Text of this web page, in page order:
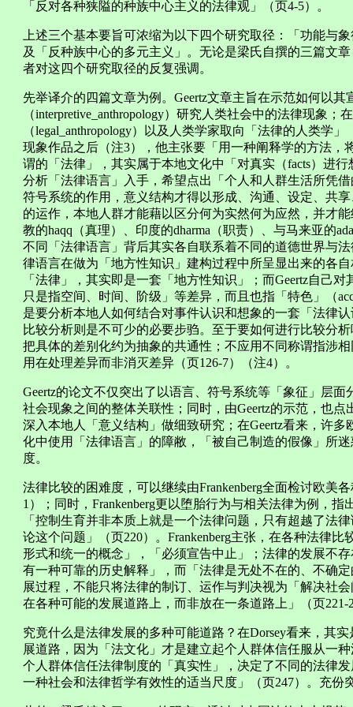
「反对各种狭隘的种族中心主义的法律观」（页4-5）。
上述三个基本要旨可浓缩为以下四个研究取径：「功能与
及「反种族中心的多元主义」。无论是梁氏自撰的三篇文
者对这四个研究取径的反复强调。
先举译介的四篇文章为例。Geertz文章主旨在示范如何以其
（interpretive_anthropology）研究人类社会中的法律现象
（legal_anthropology）以及人类学家取向「法律的人类学
现象作品之后（注3），他主张要「用一种阐释学的方法，
谓的「法律」，其实属于本地文化中「对真实（facts）进
分析「法律语言」入手，希望点出「个人和人群生活所凭
符号系统的作用，意义结构才得以形成、沟通、设定、共
的运作，本地人群才能藉以区分何为实然何为应然，并才
教的haqq（真理）、印度的dharma（职责）、与马来亚的
不同「法律语言」背后其实各自联系着不同的道德世界与
律语言在做为「地方性知识」建构过程中所呈显出来的各
「法律」，其实即是一套「地方性知识」；而Geertz自己
只是指空间、时间、阶级」等差异，而且也指「特色」（
是要分析本地人如何结合对事件认识和想象的一套「法律
比较分析则是不可少的必要步驺。至于要如何进行比较分
把具体的差别化约为抽象的共通性；不应用不同称谓指涉
用在处理差异而非消灭差异（页126-7）（注4）。
Geertz的论文不仅突出了以语言、符号系统等「象征」层
社会现象之间的整体关联性；同时，由Geertz的示范，也
深入本地人「意义结构」做细致研究；在Geertz看来，许
化中使用「法律语言」的障敝，「被自己制造的假像」所
度。
法律比较的困难度，可以继续由Frankenberg全面检讨欧美
1）；同时，Frankenberg更以堕胎行为与相关法律为例，
「控制生育并非本质上就是一个法律问题，只有超越了法
论这个问题」（页220）。Frankenberg主张，在各种法律
形式和统一的概念」，「必须宣告中止」；法律的发展不
有一种可靠的历史解释」，而「法律是无处不在的、不确
展过程，不能只将法律的制订、运作与判决视为「解决社
在各种可能的发展道路上，而非放在一条道路上」（页221-
究竟什么是法律发展的多种可能道路？在Dorsey看来，其
展道路，因为「法文化」才是建立起个人群体信任服从一
个人群体信任法律制度的「真实性」，决定了不同的法律
一种社会和法律哲学有效性的适当尺度」（页247）。充份